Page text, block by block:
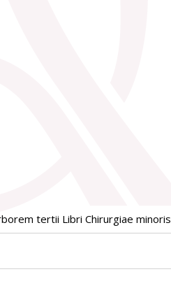
tertii Libri Chirurgiae minoris